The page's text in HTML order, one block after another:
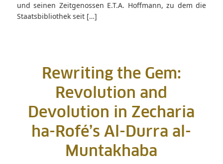
und seinen Zeitgenossen E.T.A. Hoffmann, zu dem die
Staatsbibliothek seit […]
Rewriting the Gem:
Revolution and
Devolution in Zecharia
ha-Rofé’s Al-Durra al-
Muntakhaba